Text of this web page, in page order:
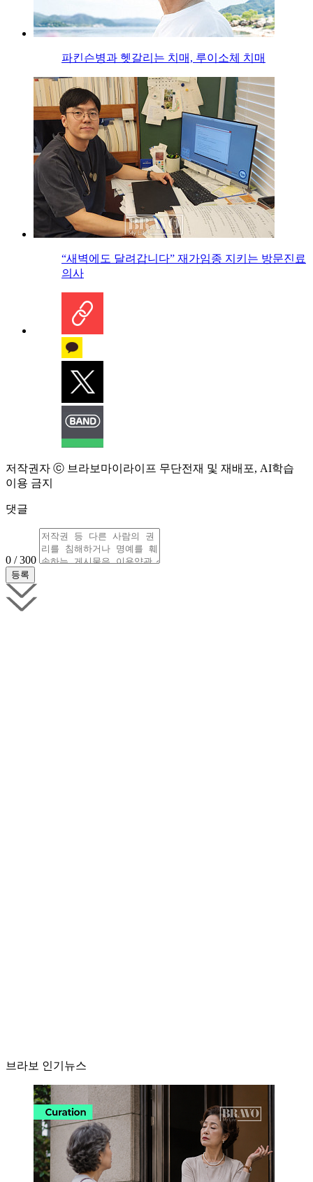
파킨슨병과 헷갈리는 치매, 루이소체 치매
“새벽에도 달려갑니다” 재가임종 지키는 방문진료
의사
저작권자 ⓒ 브라보마이라이프 무단전재 및 재배포, AI학습
이용 금지
댓글
0 / 300
브라보 인기뉴스